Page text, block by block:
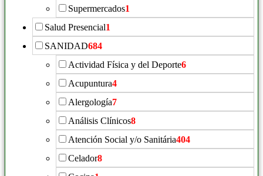
Supermercados1
Salud Presencial1
SANIDAD684
Actividad Física y del Deporte6
Acupuntura4
Alergología7
Análisis Clínicos8
Atención Social y/o Sanitária404
Celador8